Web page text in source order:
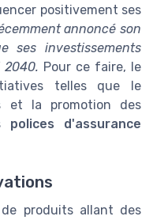
positivement ses
annoncé son
ses investissements
2040. Pour ce faire, le
telles que le
et la promotion des
polices d'assurance
produits allant des